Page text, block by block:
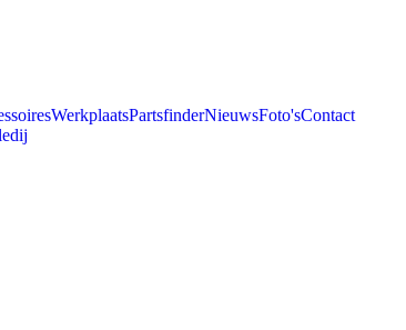
WerkplaatsPartsfinderNieuwsFoto'sContact